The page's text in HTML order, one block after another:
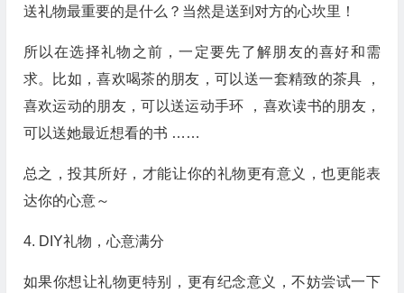
送礼物最重要的是什么？当然是送到对方的心坎里！
所以在选择礼物之前，一定要先了解朋友的喜好和需
求。比如，喜欢喝茶的朋友，可以送一套精致的茶具 ，
喜欢运动的朋友，可以送运动手环 ，喜欢读书的朋友，
可以送她最近想看的书 ……
总之，投其所好，才能让你的礼物更有意义，也更能表
达你的心意～
4. DIY礼物，心意满分
如果你想让礼物更特别，更有纪念意义，不妨尝试一下